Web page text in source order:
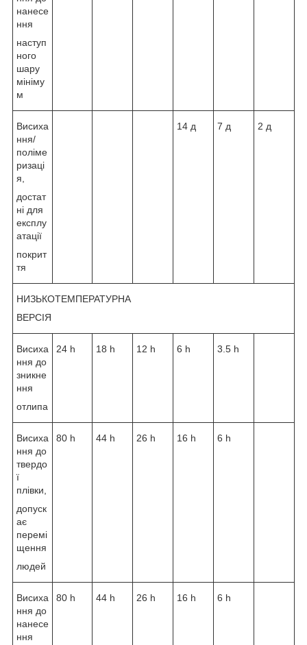
нанесе
ння
наступ
ного
шару
мініму
м
Висиха
ння/
поліме
ризаці
я,
достат
ні для
експлу
атації
покрит
тя
14 д 7 д 2 д
НИЗЬКОТЕМПЕРАТУРНА
ВЕРСІЯ
Висиха
ння до
зникне
ння
отлипа
24 h 18 h 12 h 6 h 3.5 h
Висиха
ння до
твердо
ї
плівки,
допуск
ає
перемі
щення
людей
80 h 44 h 26 h 16 h 6 h
Висиха
ння до
нанесе
ння
80 h 44 h 26 h 16 h 6 h